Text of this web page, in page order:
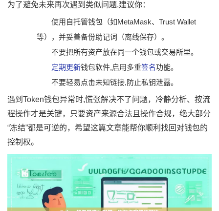
为了避免未来再次遇到类似问题,建议你：
使用自托管钱包（如MetaMask、Trust Wallet
等），并妥善备份助记词（离线保存）。
不要把所有资产放在同一个钱包或交易所里。
定期更新钱包软件,启用多重签名功能。
不要轻易点击未知链接,防止私钥泄露。
遇到Token钱包异常时,慌张解决不了问题，冷静分析、按流
程操作才是关键，只要资产来源合法且操作合规，绝大部分
“冻结”都是可逆的，希望这篇文章能帮你顺利找回对钱包的
控制权。